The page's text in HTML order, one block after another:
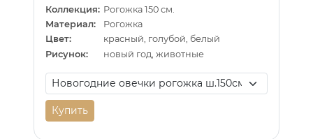
Коллекция: Рогожка 150 см.
Материал:
Рогожка
Цвет:
красный, голубой, белый
Рисунок:
новый год, животные
Купить